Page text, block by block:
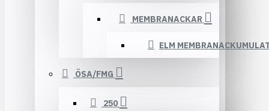
MEMBRANACKAR
ELM
ÖSA/FMG
250